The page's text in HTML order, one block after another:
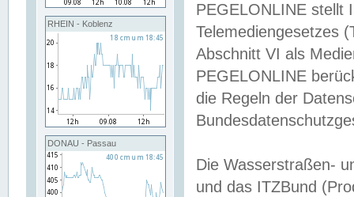
RHEIN - Koblenz
DONAU - Passau
PEGELONLINE stellt
Telemediengesetzes
Abschnitt VI als
PEGELONLINE
die Regeln der
Die Wasserstraßen-
und das ITZBund